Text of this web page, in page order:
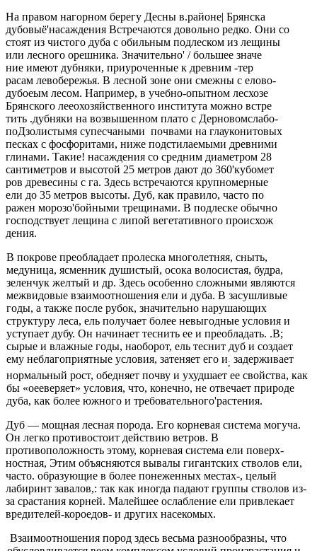
На правом нагорном берегу Десны в.районе| Брянска
дубовыё'насаждения Встречаются довольно редко. Они со­
стоят из чистого дуба с обильным подлеском из лещины
или лесного орешника. Значительно' / большее значе­
ние имеют дубняки, приуроченные к древним -тер­
расам левобережья. В лесной зоне они смежны с елово-
дубоеым лесом. Например, в учебно-опытном лесхозе
Брянского лееохозяйственного института можно встре­
тить .дубняки на возвышенном плато с Дерновомслабо-
поДзолистымя супесчаными почвами на глауконитовых
песках с фосфоритами, ниже подстилаемыми древними
глинами. Такие! насаждения со средним диаметром 28
сантиметров и высотой 25 метров дают до 360'кубомет­
ров древесины с га. Здесь встречаются крупномерные
ели до 35 метров высоты. Дуб, как правило, часто по­
ражен морозо'бойными трещинами. В подлеске обычно
господствует лещина с липой вегетативного происхож­
дения.
В покрове преобладает пролеска многолетняя, сныть,
медуница, ясменник душистый, осока волосистая, будра,
зеленчук желтый и др. Здесь особенно сложными явля­ются
межвидовые взаимоотношения ели и дуба. В за­сушливые
годы, а также после рубок, значительно на­рушающих
структуру леса, ель получает более невыгод­ные условия и
уступает дубу. Он начинает теснить ее и преобладать. .В;
сырые и влажные годы, наоборот, ель теснит дуб и создает
ему неблагоприятные условия, за­теняет его и; задерживает
нормальный рост, обедняет почву и ухудшает ее свойства, как
бы «оееверяет» ус­ловия, что, конечно, не отвечает природе
дуба, как бо­лее южного и требовательного'растения.
Дуб — мощная лесная порода. Его корневая систе­ма могуча.
Он легко противостоит действию ветров. В
противоположность этому, корневая система ели поверх­
ностная, Этим объясняются вывалы гигантских стволов ели,
часто. образующие в более понеженных местах-, це­лый
лабиринт завалов,: так как иногда падают группы стволов из-
за срастания корней. Малейшее ослабление ели привлекает
вредителей-короедов- и других насеко­мых.
Взаимоотношения пород здесь весьма разнообраз­ны, что